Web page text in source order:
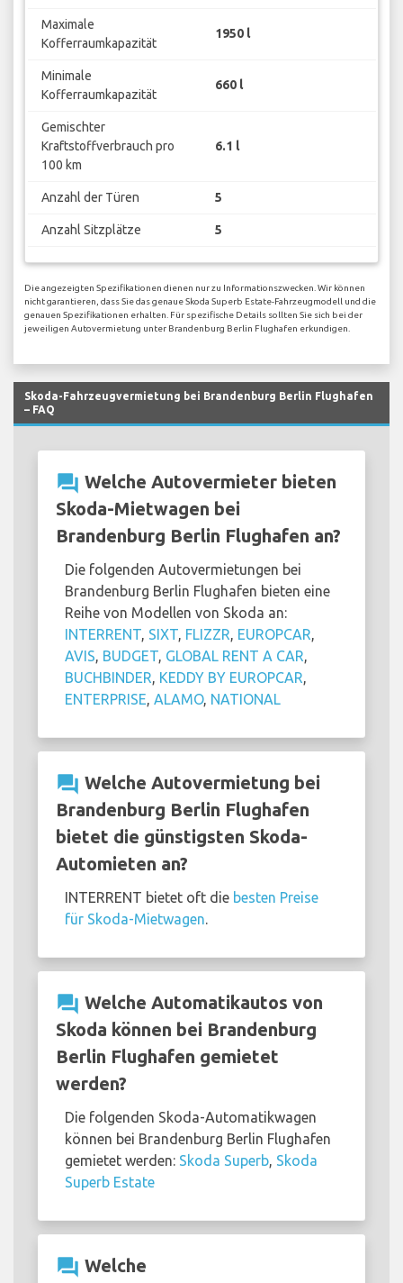
Maximale
Kofferraumkapazität
1950 l
Minimale
Kofferraumkapazität
660 l
Gemischter
Kraftstoffverbrauch pro
100 km
6.1 l
Anzahl der Türen 5
Anzahl Sitzplätze 5
Die angezeigten Spezifikationen dienen nur zu Informationszwecken. Wir können
nicht garantieren, dass Sie das genaue Skoda Superb Estate-Fahrzeugmodell und die
genauen Spezifikationen erhalten. Für spezifische Details sollten Sie sich bei der
jeweiligen Autovermietung unter Brandenburg Berlin Flughafen erkundigen.
Skoda-Fahrzeugvermietung bei Brandenburg Berlin Flughafen
– FAQ
question_answer Welche Autovermieter bieten
Skoda-Mietwagen bei
Brandenburg Berlin Flughafen an?
Die folgenden Autovermietungen bei
Brandenburg Berlin Flughafen bieten eine
Reihe von Modellen von Skoda an:
INTERRENT, SIXT, FLIZZR, EUROPCAR,
AVIS, BUDGET, GLOBAL RENT A CAR,
BUCHBINDER, KEDDY BY EUROPCAR,
ENTERPRISE, ALAMO, NATIONAL
question_answer Welche Autovermietung bei
Brandenburg Berlin Flughafen
bietet die günstigsten Skoda-
Automieten an?
INTERRENT bietet oft die besten Preise
für Skoda-Mietwagen.
question_answer Welche Automatikautos von
Skoda können bei Brandenburg
Berlin Flughafen gemietet
werden?
Die folgenden Skoda-Automatikwagen
können bei Brandenburg Berlin Flughafen
gemietet werden: Skoda Superb, Skoda
Superb Estate
question_answer Welche